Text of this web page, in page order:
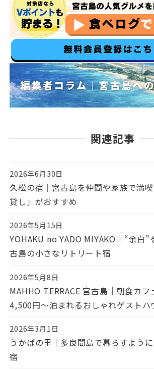
関連記事
投稿日
2026年6月30日
久松の宿｜宮古島を仲間や家族で満
貸し」がおすすめ
投稿日
2026年5月15日
YOHAKU no YADO MIYAKO｜“余白”
古島の小さなリトリート宿
投稿日
2026年5月8日
MAHHO TERRACE 宮古島｜朝食カ
4,500円〜泊まれるおしゃれゲストハ
投稿日
2026年3月1日
うかばの里｜多良間島で暮らすよう
宿